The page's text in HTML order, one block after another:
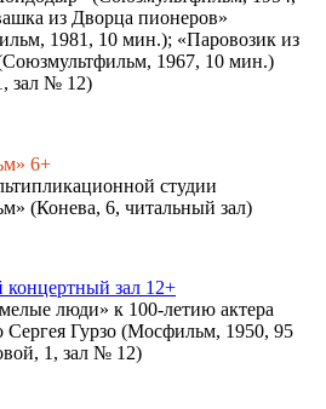
из Дворца пионеров»
1981, 10 мин.); «Паровозик из
1967, 10 мин.)
зал № 12)
6+
студии
(Конева, 6, читальный зал)
зал 12+
люди» к 100-летию актера
Сергея Гурзо (Мосфильм, 1950, 95
1, зал № 12)